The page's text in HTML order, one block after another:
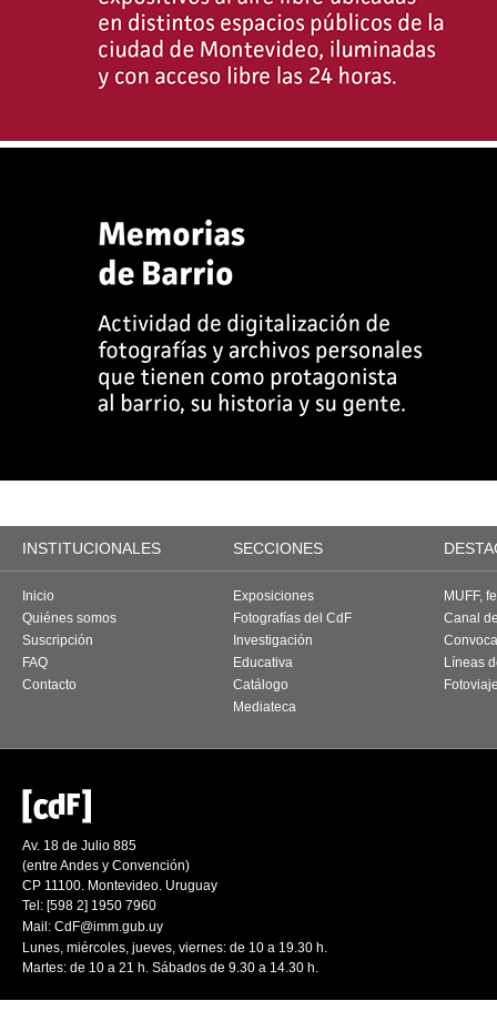
INSTITUCIONALES SECCIONES
Inicio
Quiénes somos
Suscripción
FAQ
Contacto
Exposiciones
Fotografías del CdF
Investigación
Educativa
Catálogo
Mediateca
MUFF,
Canal
Líneas
Av. 18 de Julio 885
(entre Andes y Convención)
CP 11100. Montevideo. Uruguay
Tel: [598 2] 1950 7960
Mail: CdF@imm.gub.uy
Lunes, miércoles, jueves, viernes: de 10 a 19.30 h.
Martes: de 10 a 21 h. Sábados de 9.30 a 14.30 h.